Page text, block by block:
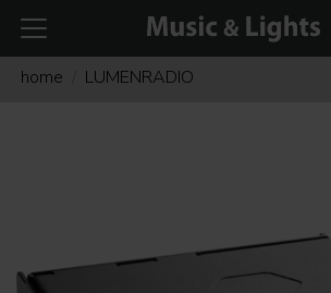
home LUMENRADIO